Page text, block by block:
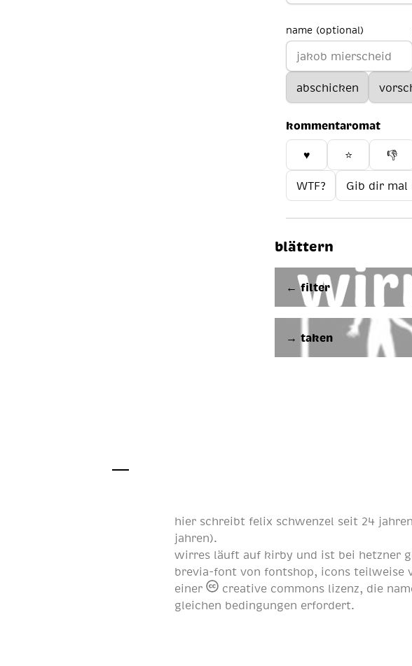
name (optional)
kommentaromat
♥️ ⭐ 👎
WTF? Gib dir mal
blättern
← filter
→ taken
hier schreibtfelix schwenzel seit 24 jahren
jahren).
wirres läuft auf kirby und ist bei hetzner
brevia-font vonfontshop, icons teilweise
einer
creative commons lizenz, die
gleichen bedingungen erfordert.